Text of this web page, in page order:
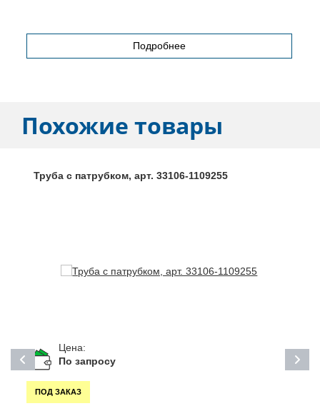
Подробнее
Похожие товары
Труба с патрубком, арт. 33106-1109255
Цена:
По запросу
ПОД ЗАКАЗ